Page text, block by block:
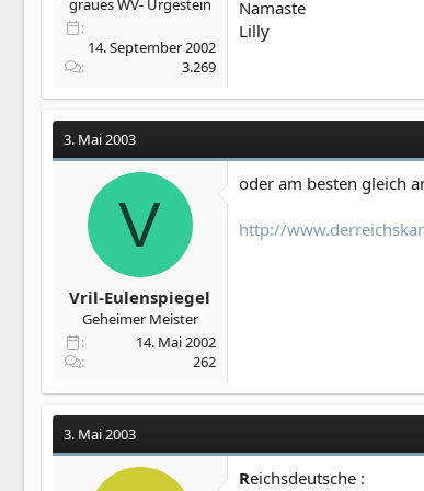
graues WV- Urgestein
14. September 2002
3.269
Namaste
Lilly
3. Mai 2003
V
Vril-Eulenspiegel
Geheimer Meister
14. Mai 2002
262
oder am besten gleich
http://
3. Mai 2003
Reichsdeutsche :